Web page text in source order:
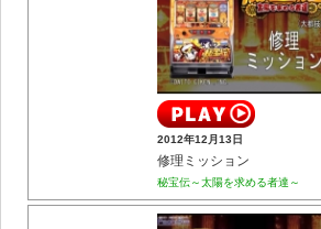
2012年12月13日
修理ミッション
秘宝伝～太陽を求める者達～